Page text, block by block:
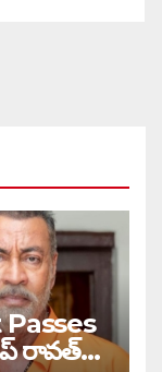
రావత్